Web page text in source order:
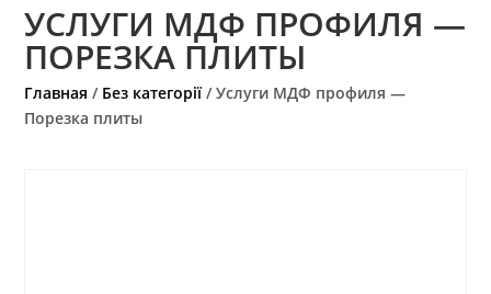
УСЛУГИ МДФ ПРОФИЛЯ —
ПОРЕЗКА ПЛИТЫ
Главная / Без категорії / Услуги МДФ профиля —
Порезка плиты